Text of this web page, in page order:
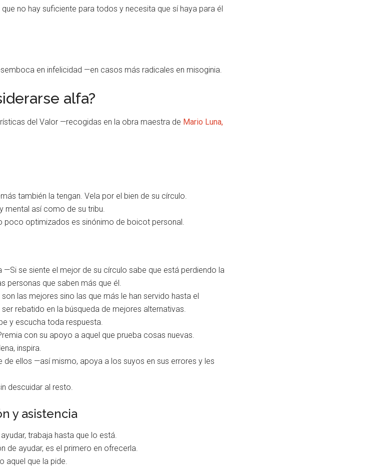
no hay suficiente para todos y necesita que sí haya para él
en infelicidad —en casos más radicales en misoginia.
alfa?
del Valor —recogidas en la obra maestra de Mario Luna,
también la tengan. Vela por el bien de su círculo.
mental así como de su tribu.
poco optimizados es sinónimo de boicot personal.
se siente el mejor de su círculo sabe que está perdiendo la
personas que saben más que él.
las mejores sino las que más le han servido hasta el
rebatido en la búsqueda de mejores alternativas.
y escucha toda respuesta.
con su apoyo a aquel que prueba cosas nuevas.
inspira.
de ellos —así mismo, apoya a los suyos en sus errores y les
descuidar al resto.
y asistencia
trabaja hasta que lo está.
de ayudar, es el primero en ofrecerla.
aquel que la pide.